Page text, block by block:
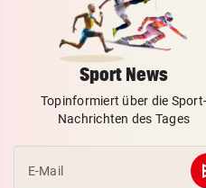
Sport News
Topinformiert über die Sport-
Nachrichten des Tages
E-Mail